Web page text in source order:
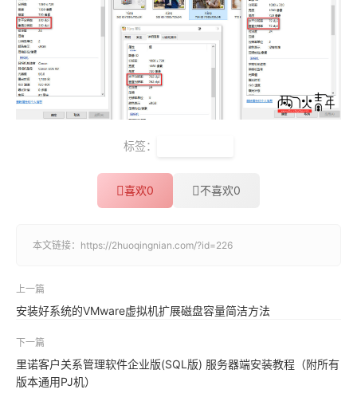
标签：
喜欢0 不喜欢0
本文链接： https://2huoqingnian.com/?id=226
上一篇
安装好系统的VMware虚拟机扩展磁盘容量简洁方法
下一篇
里诺客户关系管理软件企业版(SQL版) 服务器端安装教程（附所有
版本通用PJ机）